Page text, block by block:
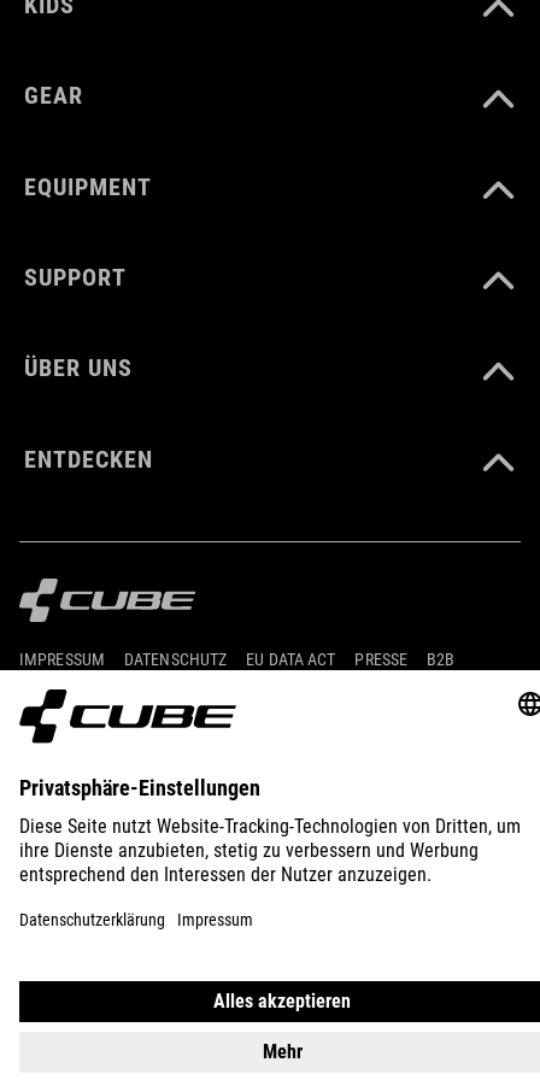
Sohle: EVA, Gummi
GEAR
EQUIPMENT
SUPPORT
ÜBER UNS
ENTDECKEN
IMPRESSUM DATENSCHUTZ EU DATA ACT PRESSE B2B
© 2026 Privatsphäre-Einstellungen